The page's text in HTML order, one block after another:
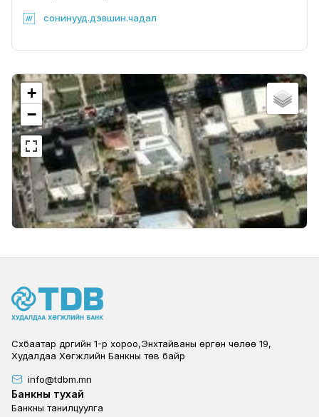
сонинууд.дэвшин.чадал
+
−
Сүхбаатар дүүргийн 1-р хороо,Энхтайваны өргөн чөлөө 19,
Худалдаа Хөгжлийн Банкны төв байр
info@tdbm.mn
Footer
Банкны тухай
Банкны танилцуулга